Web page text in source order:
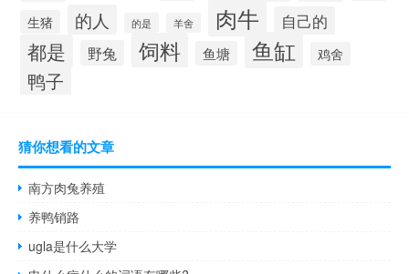
生猪 的人 的是 羊舍 肉牛 自己的
都是 野兔 饲料 鱼塘 鱼缸 鸡舍
鸭子
猜你想看的文章
南方肉兔养殖
养鸭销路
ugla是什么大学